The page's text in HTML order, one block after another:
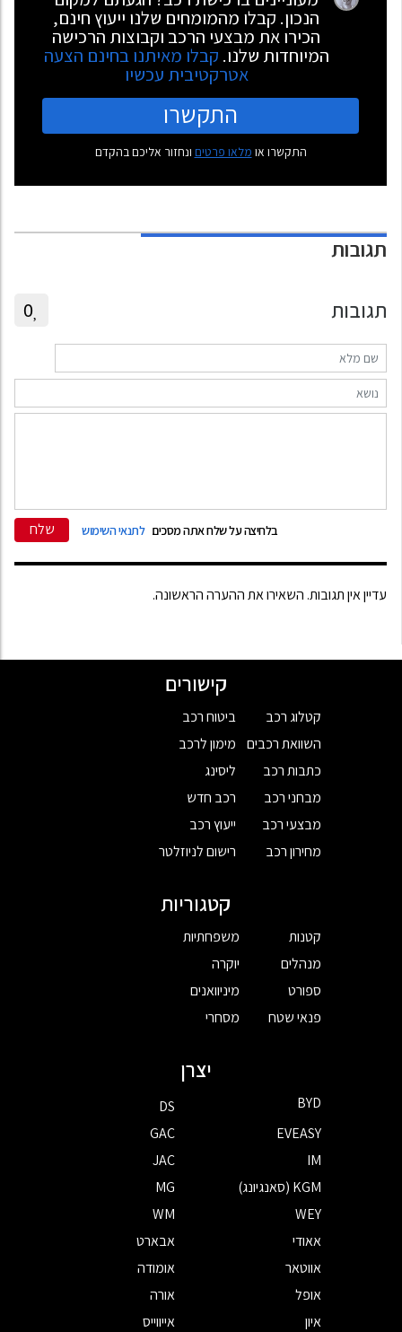
הנכון. קבלו מהמומחים שלנו ייעוץ חינם,
הכירו את מבצעי הרכב וקבוצות הרכישה
המיוחדות שלנו. קבלו מאיתנו בחינם הצעה
אטרקטיבית עכשיו
התקשרו
התקשרו או מלאו פרטים ונחזור אליכם בהקדם
תגובות
תגובות 0
בלחיצה על שלח אתה מסכים לתנאי השימוש שלח
עדיין אין תגובות. השאירו את ההערה הראשונה.
קישורים
קטלוג רכב
השוואת רכבים
כתבות רכב
מבחני רכב
מבצעי רכב
מחירון רכב
ביטוח רכב
מימון לרכב
ליסינג
רכב חדש
ייעוץ רכב
רישום לניוזלטר
קטגוריות
קטנות
מנהלים
ספורט
פנאי שטח
משפחתיות
יוקרה
מיניוואנים
מסחרי
יצרן
BYD
DS
EVEASY
GAC
IM
JAC
KGM (סאנגיונג)
MG
WEY
WM
אאודי
אבארט
אווטאר
אומודה
אופל
אורה
איון
אייווייס